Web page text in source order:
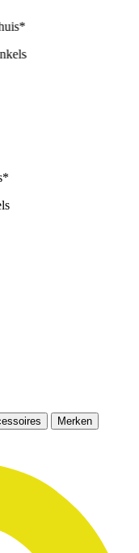
Merken